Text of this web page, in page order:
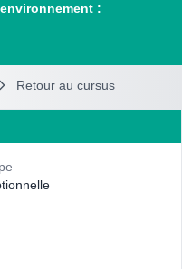
:
Retour au cursus